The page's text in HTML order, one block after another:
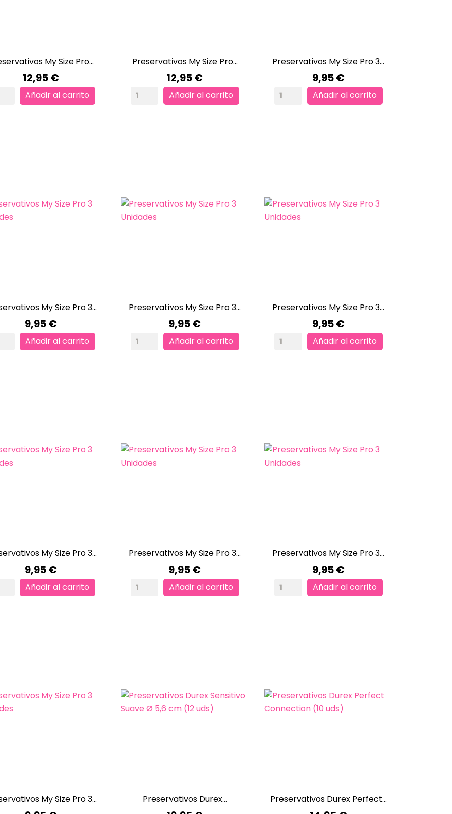
VISTA RÁPIDA
My Size Pro...
Precio
12,95 €
Añadir al carrito
VISTA RÁPIDA
Preservativos My Size Pro...
Precio
12,95 €
Añadir al carrito
VISTA RÁPIDA
Preservativos My Size Pro 3...
Precio
9,95 €
Añadir al carrito
VISTA RÁPIDA
My Size Pro 3...
Precio
9,95 €
Añadir al carrito
VISTA RÁPIDA
Preservativos My Size Pro 3...
Precio
9,95 €
Añadir al carrito
VISTA RÁPIDA
Preservativos My Size Pro 3...
Precio
9,95 €
Añadir al carrito
VISTA RÁPIDA
My Size Pro 3...
Precio
9,95 €
Añadir al carrito
VISTA RÁPIDA
Preservativos My Size Pro 3...
Precio
9,95 €
Añadir al carrito
VISTA RÁPIDA
Preservativos My Size Pro 3...
Precio
9,95 €
Añadir al carrito
VISTA RÁPIDA
My Size Pro 3...
VISTA RÁPIDA
Preservativos Durex...
VISTA RÁPIDA
Preservativos Durex Perfect...